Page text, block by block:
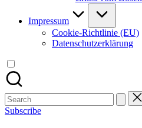
Impressum
Cookie-Richtlinie (EU)
Datenschutzerklärung
Search
for:
Subscribe